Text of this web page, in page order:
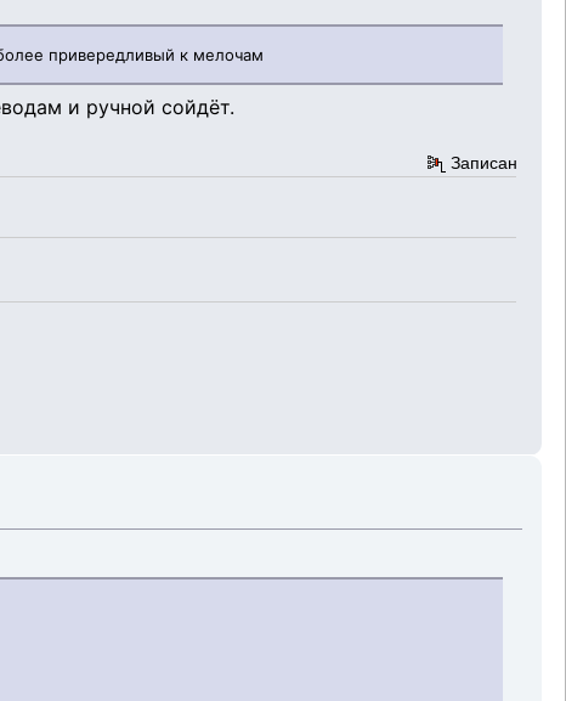
привередливый к мелочам
и ручной сойдёт.
Записан